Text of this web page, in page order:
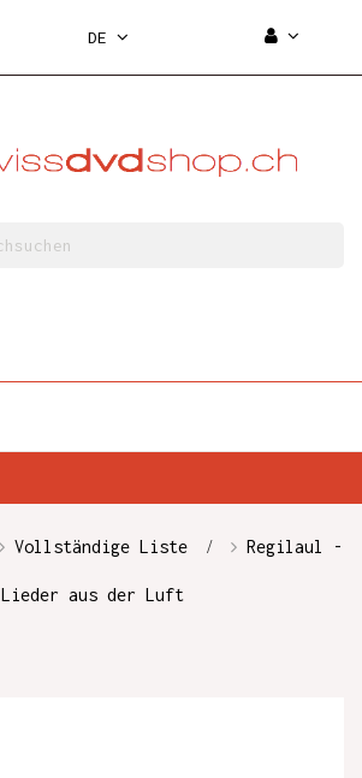
DE
Vollständige Liste Regilaul -
Lieder aus der Luft